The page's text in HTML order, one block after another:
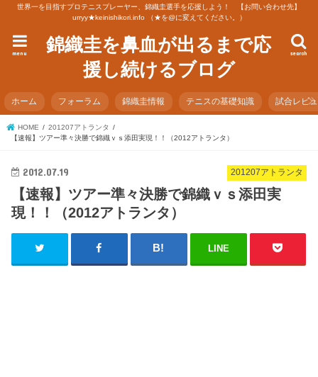
世界一を目指すプロテニスプレーヤー、錦織圭選手を応援しよう！ 【お問い合わせ先】
urryy★keinishikori.info （★を@に変えてください。）
錦織圭を鼻血が出るまで応
援し続けるブログ
search
menu
ホーム フォーラム 錦織圭情報 テニスの基礎知識 試合レビ
HOME
201207アトランタ
【速報】ツアー準々決勝で錦織ｖｓ添田実現！！（2012アトランタ）
201207アトランタ
2012.07.19
【速報】ツアー準々決勝で錦織ｖｓ添田実
現！！（2012アトランタ）
LINE